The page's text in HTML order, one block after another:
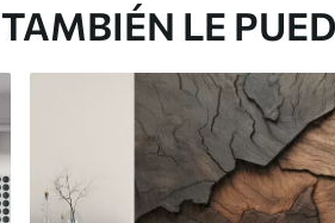
TAMBIÉN LE